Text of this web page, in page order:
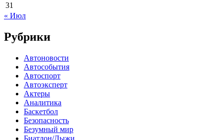
31
« Июл
Рубрики
Автоновости
Автособытия
Автоспорт
Автоэксперт
Актеры
Аналитика
Баскетбол
Безопасность
Безумный мир
Биатлон/Лыжи